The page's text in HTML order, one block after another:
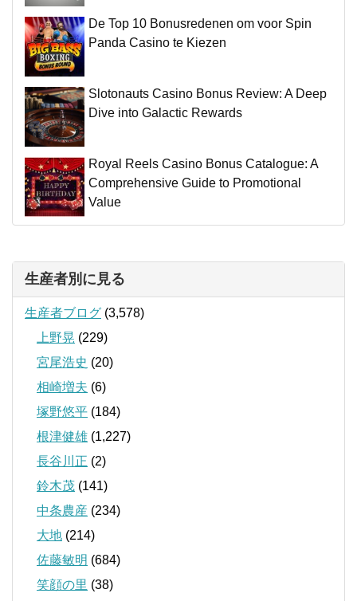
De Top 10 Bonusredenen om voor Spin
Panda Casino te Kiezen
Slotonauts Casino Bonus Review: A Deep
Dive into Galactic Rewards
Royal Reels Casino Bonus Catalogue: A
Comprehensive Guide to Promotional
Value
生産者別に見る
生産者ブログ (3,578)
上野晃 (229)
宮尾浩史 (20)
相崎増夫 (6)
塚野悠平 (184)
根津健雄 (1,227)
長谷川正 (2)
鈴木茂 (141)
中条農産 (234)
大地 (214)
佐藤敏明 (684)
笑顔の里 (38)